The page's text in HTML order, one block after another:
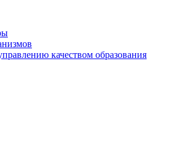
качеством образования